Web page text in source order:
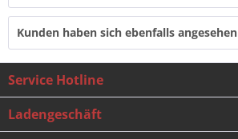
Kunden haben sich ebenfalls angesehen
Service Hotline
Ladengeschäft